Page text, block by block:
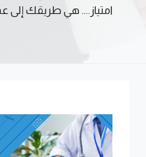
امتياز.... هي طريقك إلى